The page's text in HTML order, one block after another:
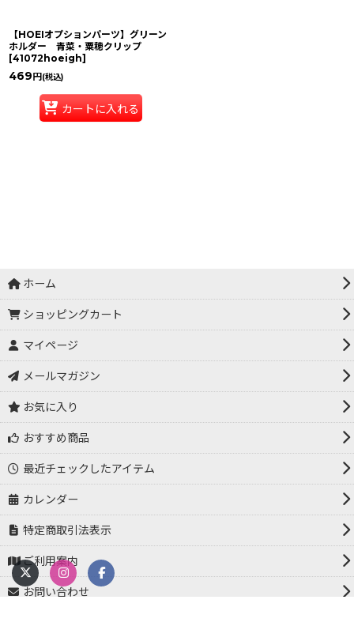
【HOEIオプションパーツ】グリーン
ホルダー 青菜・粟穂クリップ
[41072hoeigh]
469 円 (税込)
カートに入れる
ホーム
ショッピングカート
マイページ
メールマガジン
お気に入り
おすすめ商品
最近チェックしたアイテム
カレンダー
特定商取引法表示
ご利用案内
お問い合わせ